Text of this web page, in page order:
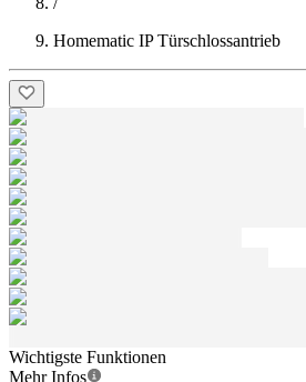
Homematic IP Türschlossantrieb
Wichtigste Funktionen
Mehr Infos